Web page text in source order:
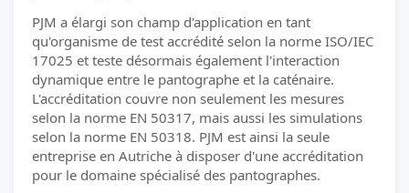
PJM a élargi son champ d'application en tant
qu'organisme de test accrédité selon la norme ISO/IEC
17025 et teste désormais également l'interaction
dynamique entre le pantographe et la caténaire.
L'accréditation couvre non seulement les mesures
selon la norme EN 50317, mais aussi les simulations
selon la norme EN 50318. PJM est ainsi la seule
entreprise en Autriche à disposer d'une accréditation
pour le domaine spécialisé des pantographes.